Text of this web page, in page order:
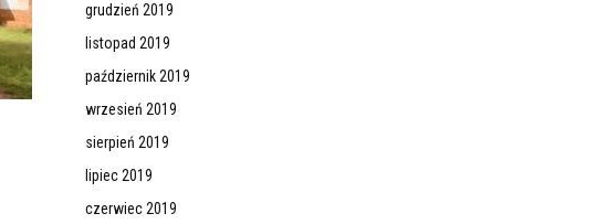
grudzień 2019
listopad 2019
październik 2019
wrzesień 2019
sierpień 2019
lipiec 2019
czerwiec 2019